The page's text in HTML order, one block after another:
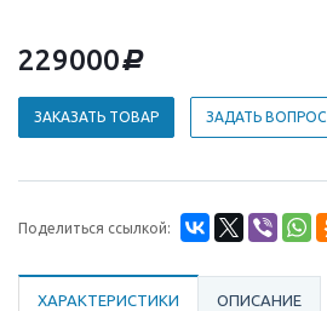
229000d
ЗАКАЗАТЬ ТОВАР ЗАДАТЬ ВОПРОС
Поделиться ссылкой:
ХАРАКТЕРИСТИКИ ОПИСАНИЕ